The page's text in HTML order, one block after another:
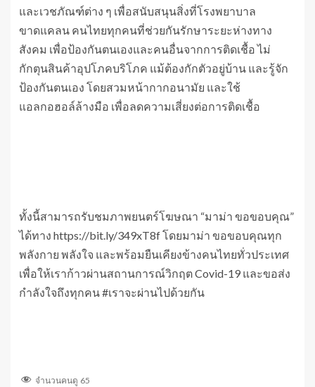
และเวชภัณฑ์ต่าง ๆ เพื่อสนับสนุนสิ่งที่โรงพยาบาล
ขาดแคลน คนไทยทุกคนที่ช่วยกันรักษาระยะห่างทาง
สังคม เพื่อป้องกันตนเองและคนอื่นจากการติดเชื้อ ไม่
กักตุนสินค้าอุปโภคบริโภค แม้ต้องกักตัวอยู่บ้าน และรู้จัก
ป้องกันตนเอง โดยสวมหน้ากากอนามัย และใช้
แอลกอฮอล์ล้างมือ เพื่อลดความเสี่ยงต่อการติดเชื้อ
ทั้งนี้สามารถรับชมภาพยนตร์โฆษณา “มาม่า ขอขอบคุณ”
ได้ทาง https://bit.ly/349xT8f โดยมาม่า ขอขอบคุณทุก
พลังกาย พลังใจ และพร้อมยืนเคียงข้างคนไทยทั่วประเทศ
เพื่อให้เราก้าวผ่านสถานการณ์วิกฤต Covid-19 และขอส่ง
กำลังใจถึงทุกคน #เราจะผ่านไปด้วยกัน
จำนวนคนดู 65